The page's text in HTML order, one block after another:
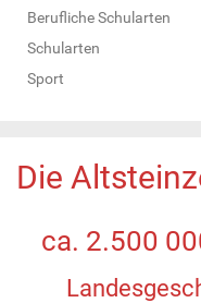
Berufliche Schularten
Schularten
Sport
Die
ca. 2.500